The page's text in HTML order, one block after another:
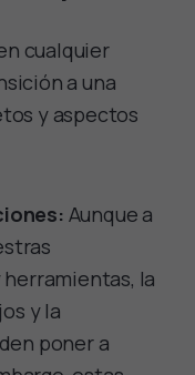
cualquier
a una
y aspectos
Aunque a
la
y la
poner a